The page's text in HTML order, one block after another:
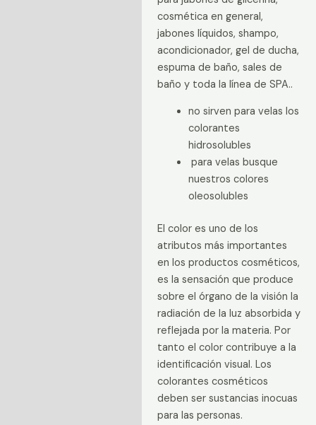
cosmética en general,
jabones líquidos, shampo,
acondicionador, gel de ducha,
espuma de baño, sales de
baño y toda la línea de SPA..
no sirven para velas los
colorantes
hidrosolubles
para velas busque
nuestros colores
oleosolubles
El color es uno de los
atributos más importantes
en los productos cosméticos,
es la sensación que produce
sobre el órgano de la visión la
radiación de la luz absorbida y
reflejada por la materia. Por
tanto el color contribuye a la
identificación visual. Los
colorantes cosméticos
deben ser sustancias inocuas
para las personas.